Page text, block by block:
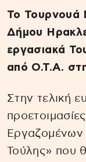
Το Τουρνουά
Δήμου
εργασιακά
από Ο.Τ.Α.
Στην τελική
Εργαζομένων
Τούλης» που